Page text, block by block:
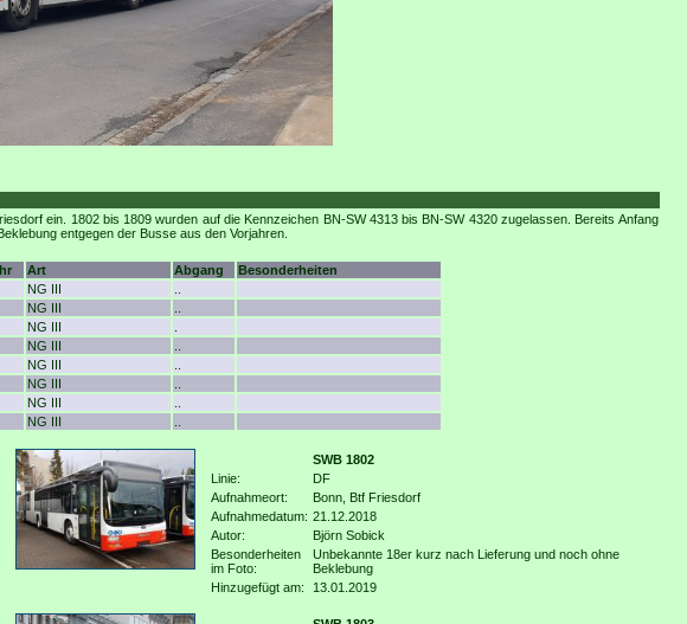
ein. 1802 bis 1809 wurden auf die Kennzeichen BN-SW 4313 bis BN-SW 4320 zugelassen. Bereits Anfang
entgegen der Busse aus den Vorjahren.
Art Abgang
Besonderheiten
NG III
NG III
NG III
NG III
NG III
NG III
NG III
NG III
SWB 1802
Linie:
DF
Aufnahmeort:
Bonn, Btf Friesdorf
Aufnahmedatum: 21.12.2018
Autor:
Björn Sobick
Besonderheiten
im Foto:
Unbekannte 18er kurz nach Lieferung und noch ohne
Beklebung
Hinzugefügt am:
13.01.2019